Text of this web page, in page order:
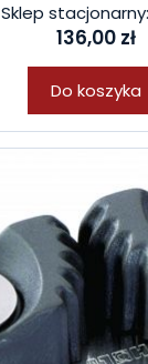
Sklep
136,00 zł
Do koszyka